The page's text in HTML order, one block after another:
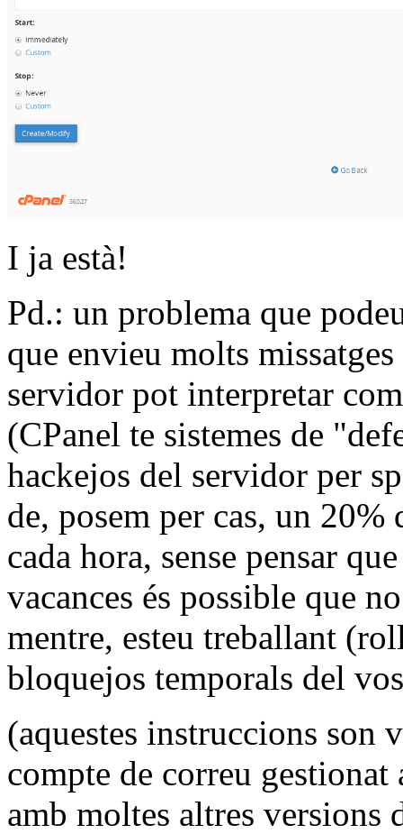
I ja està!
Pd.: un problema que
que envieu molts
servidor pot interpretar
(CPanel te sistemes de
hackejos del servidor per
de, posem per cas, un 20%
cada hora, sense pensar
vacances és possible que
mentre, esteu treballant
bloquejos temporals del
(aquestes instruccions son
compte de correu
amb moltes altres versions